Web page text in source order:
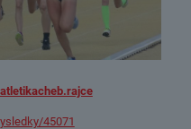
45071